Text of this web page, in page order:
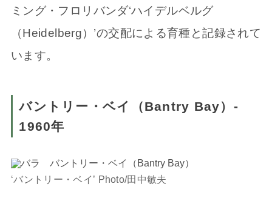
ミング・フロリバンダ‘ハイデルベルグ
（Heidelberg）’の交配による育種と記録されて
います。
バントリー・ベイ（Bantry Bay）-
1960年
‘バントリー・ベイ’ Photo/田中敏夫